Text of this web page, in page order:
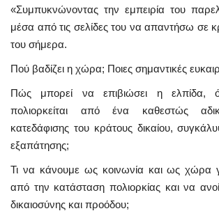
«Συμπυκνώνοντας την εμπειρία του
μέσα από τις σελίδες του να απαντήσω σε
του σήμερα.
Πού βαδίζει η χώρα; Ποιες σημαντικές
Πώς μπορεί να επιβιώσει η ελπίδα,
πολιορκείται από ένα καθεστώς
κατεδάφισης του κράτους δικαίου,
εξαπάτησης;
Τι να κάνουμε ως κοινωνία και ως χώρα
από την κατάσταση πολιορκίας και να
δικαιοσύνης και προόδου;